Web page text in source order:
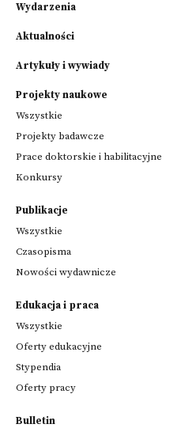
Wydarzenia
Aktualności
Artykuły i wywiady
Projekty naukowe
Wszystkie
Projekty badawcze
Prace doktorskie i habilitacyjne
Konkursy
Publikacje
Wszystkie
Czasopisma
Nowości wydawnicze
Edukacja i praca
Wszystkie
Oferty edukacyjne
Stypendia
Oferty pracy
Bulletin